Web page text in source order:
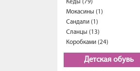
Кеды (79)
Мокасины (1)
Сандали (1)
Сланцы (13)
Коробками (24)
Детская обувь